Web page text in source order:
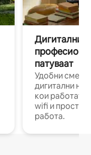
Дигитални
патуваат
Удобни
дигитални
кои работат
wifi и
работа.